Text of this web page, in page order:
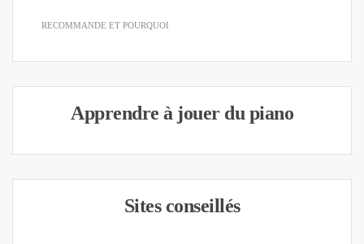
RECOMMANDE ET POURQUOI
Apprendre à jouer du piano
Sites conseillés